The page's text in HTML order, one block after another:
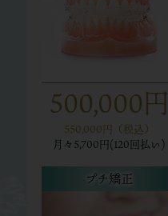
500,000円
550,000円（税込）
月々 5,700円(120回払い)
プチ矯正